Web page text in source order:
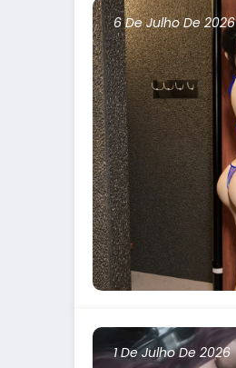
6 De Julho De 2026
1 De Julho De 2026